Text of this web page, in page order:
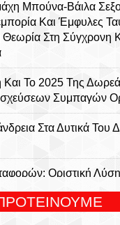
Μπούνα-Βάιλα
Και Έμφυλες
Στη Σύγχρονη
Και Το 2025 Της
Συμπαγών
Στα Δυτικά Του
Οριστική
Χρονοβόρες